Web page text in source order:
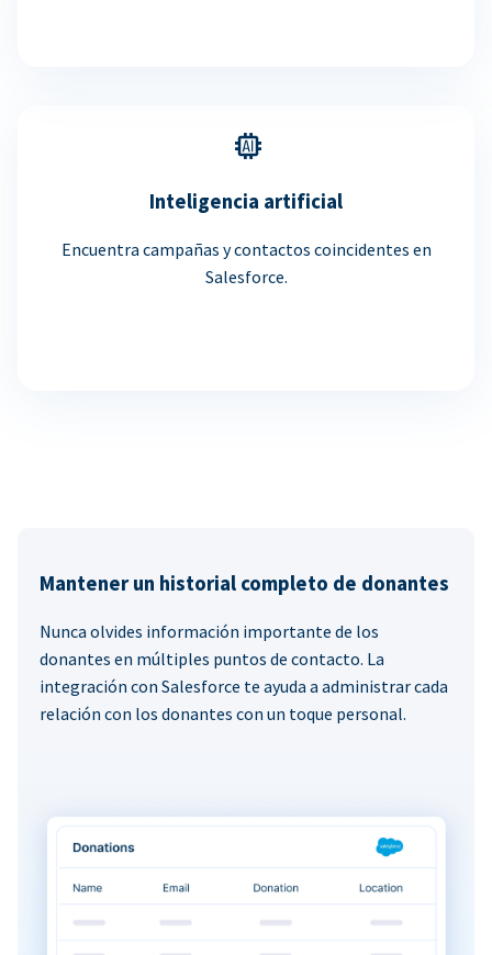
Inteligencia artificial
Encuentra campañas y contactos coincidentes en
Salesforce.
Mantener un historial completo de donantes
Nunca olvides información importante de los
donantes en múltiples puntos de contacto. La
integración con Salesforce te ayuda a administrar cada
relación con los donantes con un toque personal.